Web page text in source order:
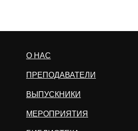
О НАС
ПРЕПОДАВАТЕЛИ
МЕРОПРИЯТИЯ
ВЫПУСКНИКИ